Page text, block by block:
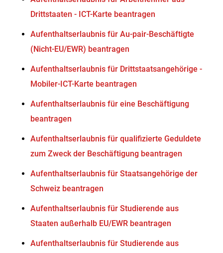
Drittstaaten - ICT-Karte beantragen
Aufenthaltserlaubnis für Au-pair-Beschäftigte
(Nicht-EU/EWR) beantragen
Aufenthaltserlaubnis für Drittstaatsangehörige -
Mobiler-ICT-Karte beantragen
Aufenthaltserlaubnis für eine Beschäftigung
beantragen
Aufenthaltserlaubnis für qualifizierte Geduldete
zum Zweck der Beschäftigung beantragen
Aufenthaltserlaubnis für Staatsangehörige der
Schweiz beantragen
Aufenthaltserlaubnis für Studierende aus
Staaten außerhalb EU/EWR beantragen
Aufenthaltserlaubnis für Studierende aus